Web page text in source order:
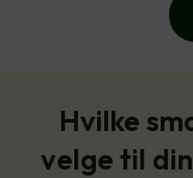
Hvilke
velge til